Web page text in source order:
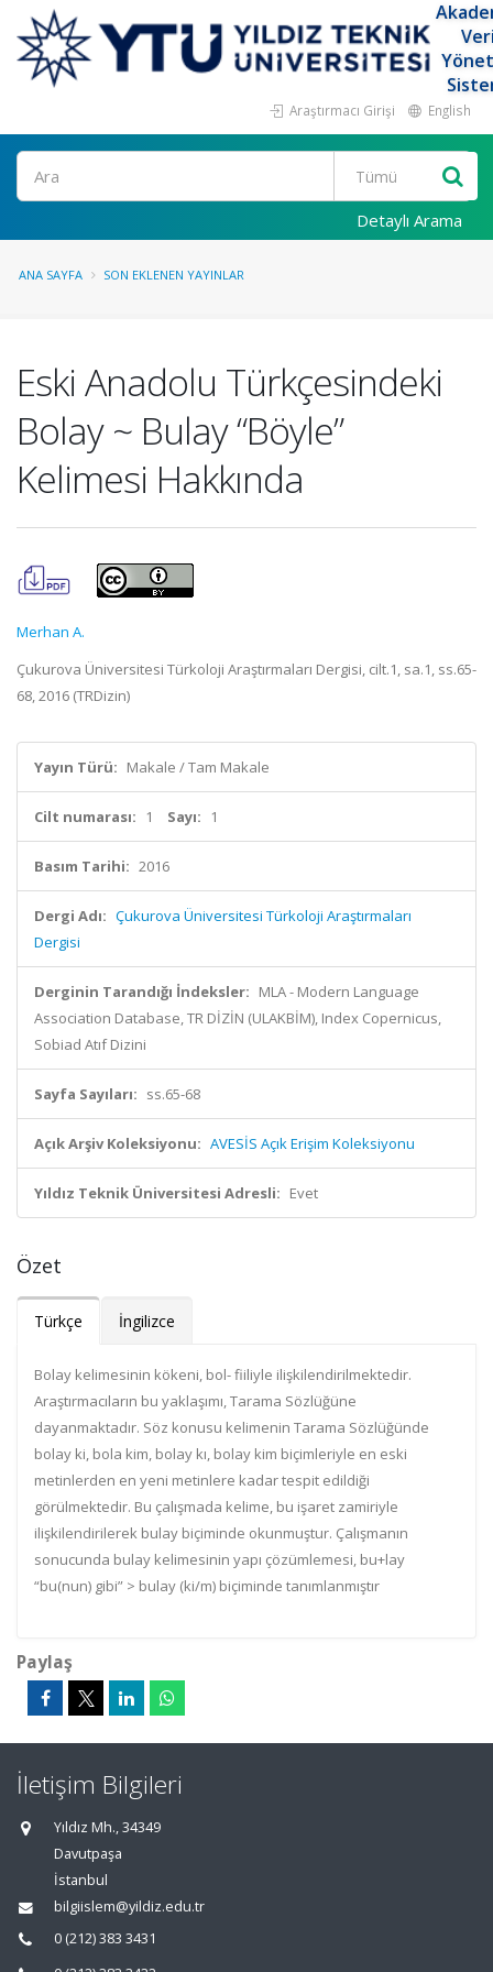
Araştırmacı Girişi English
Ara
Detaylı Arama
ANA SAYFA SON EKLENEN YAYINLAR
Eski Anadolu Türkçesindeki
Bolay ~ Bulay “Böyle”
Kelimesi Hakkında
Merhan A.
Çukurova Üniversitesi Türkoloji Araştırmaları Dergisi, cilt.1, sa.1, ss.65-
68, 2016 (TRDizin)
Yayın Türü: Makale / Tam Makale
Cilt numarası: 1 Sayı: 1
Basım Tarihi: 2016
Dergi Adı: Çukurova Üniversitesi Türkoloji Araştırmaları
Dergisi
Derginin Tarandığı İndeksler: MLA - Modern Language
Association Database, TR DİZİN (ULAKBİM), Index Copernicus,
Sobiad Atıf Dizini
Sayfa Sayıları: ss.65-68
Açık Arşiv Koleksiyonu: AVESİS Açık Erişim Koleksiyonu
Yıldız Teknik Üniversitesi Adresli: Evet
Özet
Türkçe İngilizce
Bolay kelimesinin kökeni, bol- fiiliyle ilişkilendirilmektedir.
Araştırmacıların bu yaklaşımı, Tarama Sözlüğüne
dayanmaktadır. Söz konusu kelimenin Tarama Sözlüğünde
bolay ki, bola kim, bolay kı, bolay kim biçimleriyle en eski
metinlerden en yeni metinlere kadar tespit edildiği
görülmektedir. Bu çalışmada kelime, bu işaret zamiriyle
ilişkilendirilerek bulay biçiminde okunmuştur. Çalışmanın
sonucunda bulay kelimesinin yapı çözümlemesi, bu+lay
“bu(nun) gibi” > bulay (ki/m) biçiminde tanımlanmıştır
Paylaş
İletişim Bilgileri
Yıldız Mh., 34349
Davutpaşa
İstanbul
bilgiislem@yildiz.edu.tr
0 (212) 383 3431